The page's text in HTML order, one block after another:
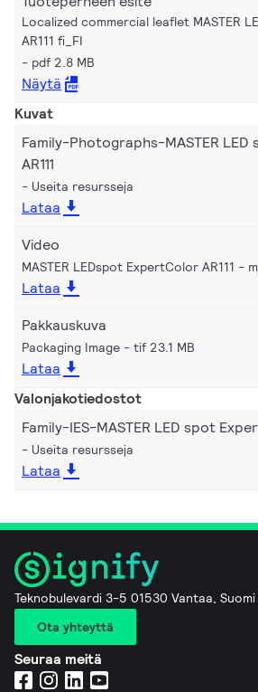
Localized commercial leaflet MASTER
AR111 fi_FI
pdf 2.8 MB
Näytä
Kuvat
Family-Photographs-MASTER
AR111
Useita resursseja
Lataa
Video
MASTER LEDspot ExpertColor AR111
Lataa
Pakkauskuva
Packaging Image tif 23.1 MB
Lataa
Valonjakotiedostot
Family-IES-MASTER LED spot
Useita resursseja
Lataa
Teknobulevardi 3-5 01530 Vantaa, Suomi
Ota yhteyttä
Seuraa meitä